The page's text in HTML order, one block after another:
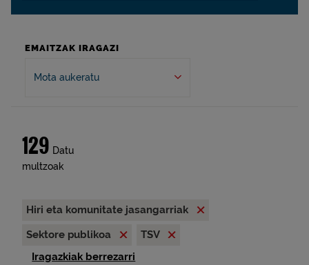
EMAITZAK IRAGAZI
Mota aukeratu
129 Datu
multzoak
Hiri eta komunitate jasangarriak
Sektore publikoa
TSV
Iragazkiak berrezarri